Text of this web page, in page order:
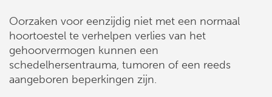
Oorzaken voor eenzijdig niet met een normaal
hoortoestel te verhelpen verlies van het
gehoorvermogen kunnen een
schedelhersentrauma, tumoren of een reeds
aangeboren beperkingen zijn.